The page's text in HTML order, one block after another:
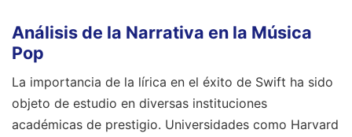
Análisis de la Narrativa en la Música
Pop
La importancia de la lírica en el éxito de Swift ha sido
objeto de estudio en diversas instituciones
académicas de prestigio. Universidades como Harvard